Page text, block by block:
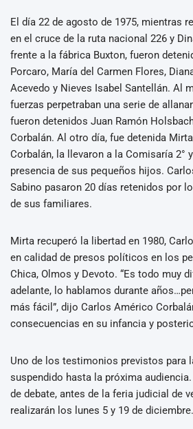
El día 22 de agosto de 1975, mientras
en el cruce de la ruta nacional 226 y
frente a la fábrica Buxton, fueron
Porcaro, María del Carmen Flores,
Acevedo y Nieves Isabel Santellán. Al
fuerzas perpetraban una serie de
fueron detenidos Juan Ramón
Corbalán. Al otro día, fue detenida
Corbalán, la llevaron a la Comisaría 2°
presencia de sus pequeños hijos.
Sabino pasaron 20 días retenidos por
de sus familiares.
Mirta recuperó la libertad en 1980,
en calidad de presos políticos en los
Chica, Olmos y Devoto. “Es todo muy
adelante, lo hablamos durante
más fácil”, dijo Carlos Américo
consecuencias en su infancia y
Uno de los testimonios previstos para
suspendido hasta la próxima
de debate, antes de la feria judicial de
realizarán los lunes 5 y 19 de diciembre.